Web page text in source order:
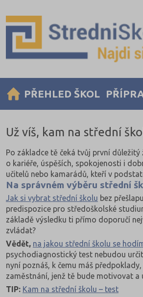
PŘEHLED ŠKOL
Už víš, kam na střední
Po základce tě čeká tvůj první
o kariéře, úspěších, spokojenosti i
učitelů nebo kamarádů, kteří v
Na správném výběru střední
Jak si vybrat střední školu bez
predispozice pro středoškolské
základě výsledku ti přímo doporučí
zvládat?
Vědět, na jakou střední školu se
psychodiagnostický test nebudou
nyní poznáš, k čemu máš
zaměstnání, jenž tě bude motivovat a
TIP: Kam na střední školu – test